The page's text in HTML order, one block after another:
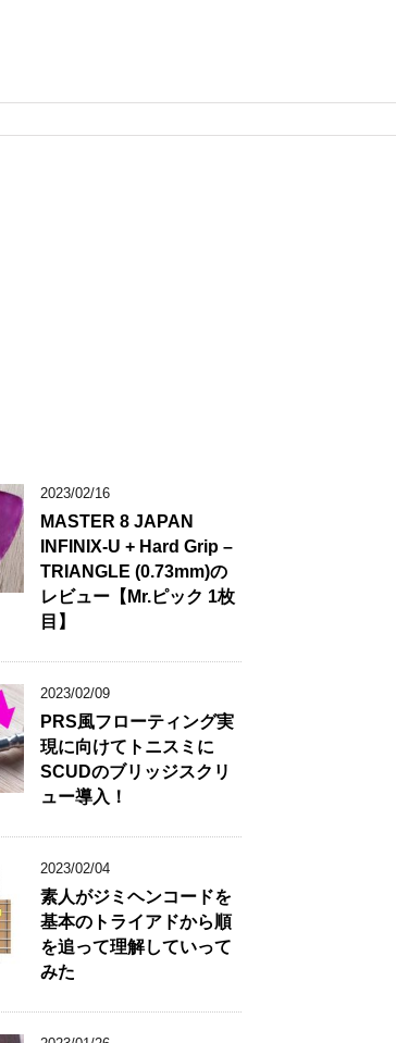
2023/02/16
MASTER 8 JAPAN
INFINIX-U + Hard Grip –
TRIANGLE (0.73mm)の
レビュー【Mr.ピック 1枚
目】
2023/02/09
PRS風フローティング実
現に向けてトニスミに
SCUDのブリッジスクリ
ュー導入！
2023/02/04
素人がジミヘンコードを
基本のトライアドから順
を追って理解していって
みた